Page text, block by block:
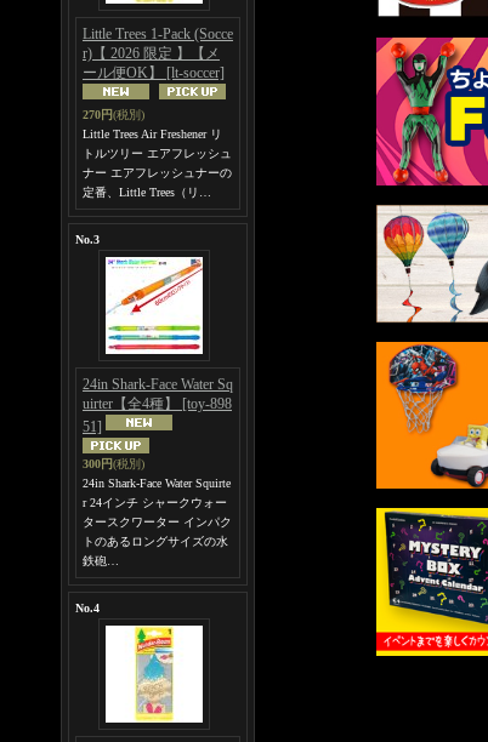
Little Trees 1-Pack (Socce
r)【 2026 限定 】【メ
ール便OK】 [lt-soccer]
270円(税別)
Little Trees Air Freshener リ
トルツリー エアフレッシュ
ナー エアフレッシュナーの
定番、Little Trees（リ…
No.3
24in Shark-Face Water Sq
uirter【全4種】 [toy-898
51]
300円(税別)
24in Shark-Face Water Squirte
r 24インチ シャークウォー
タースクワーター インパク
トのあるロングサイズの水
鉄砲…
No.4